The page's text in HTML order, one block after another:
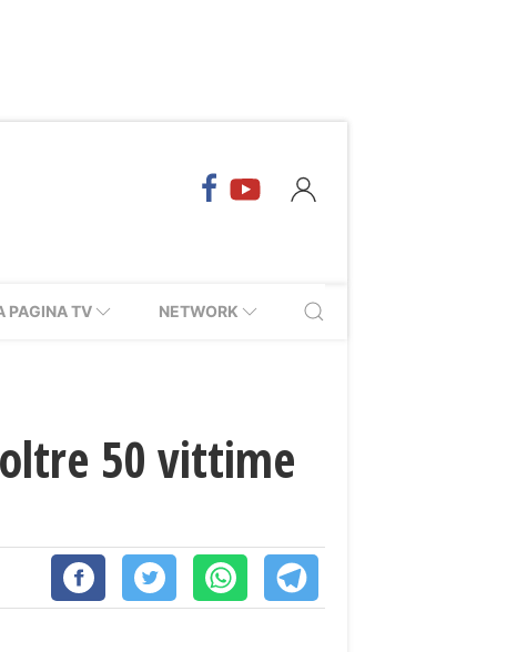
PAGINA TV NETWORK
50 vittime